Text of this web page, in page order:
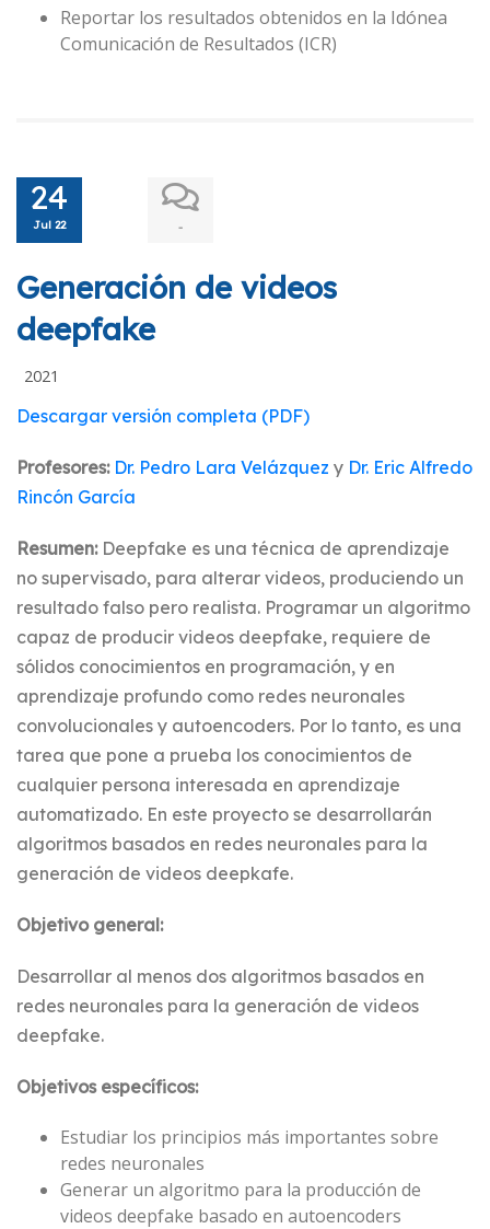
Reportar los resultados obtenidos en la Idónea
Comunicación de Resultados (ICR)
24
Jul 22 -
Generación de videos
deepfake
2021
Descargar versión completa (PDF)
Profesores: Dr. Pedro Lara Velázquez y Dr. Eric Alfredo
Rincón Garcí­a
Resumen: Deepfake es una técnica de aprendizaje
no supervisado, para alterar videos, produciendo un
resultado falso pero realista. Programar un algoritmo
capaz de producir videos deepfake, requiere de
sólidos conocimientos en programación, y en
aprendizaje profundo como redes neuronales
convolucionales y autoencoders. Por lo tanto, es una
tarea que pone a prueba los conocimientos de
cualquier persona interesada en aprendizaje
automatizado. En este proyecto se desarrollarán
algoritmos basados en redes neuronales para la
generación de videos deepkafe.
Objetivo general:
Desarrollar al menos dos algoritmos basados en
redes neuronales para la generación de videos
deepfake.
Objetivos específicos:
Estudiar los principios más importantes sobre
redes neuronales
Generar un algoritmo para la producción de
videos deepfake basado en autoencoders